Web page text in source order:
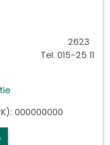
1 2623
015-25 11
000000000